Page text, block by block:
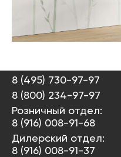
8 (495) 730-97-97
8 (800) 234-97-97
Розничный отдел:
8 (916) 008-91-68
Дилерский отдел:
8 (916) 008-91-37